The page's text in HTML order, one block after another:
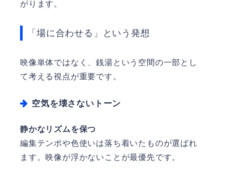
がります。
「場に合わせる」という発想
映像単体ではなく、銭湯という空間の一部とし
て考える視点が重要です。
空気を壊さないトーン
静かなリズムを保つ
編集テンポや色使いは落ち着いたものが選ばれ
ます。映像が浮かないことが最優先です。